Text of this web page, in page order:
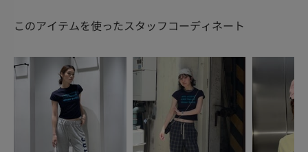
このアイテムを使ったスタッフコーディネート